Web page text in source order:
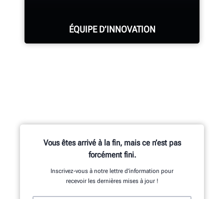
ÉQUIPE D’INNOVATION
Développement, constituée
d’ingénieurs mécaniciens,
électriciens et logiciels.
Vous êtes arrivé à la fin, mais ce n’est pas
forcément fini.
Inscrivez-vous à notre lettre d’information pour
recevoir les dernières mises à jour !